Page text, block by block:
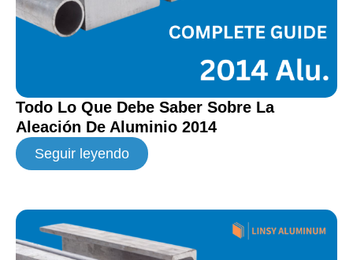
Todo Lo Que Debe Saber Sobre La
Aleación De Aluminio 2014
Seguir leyendo